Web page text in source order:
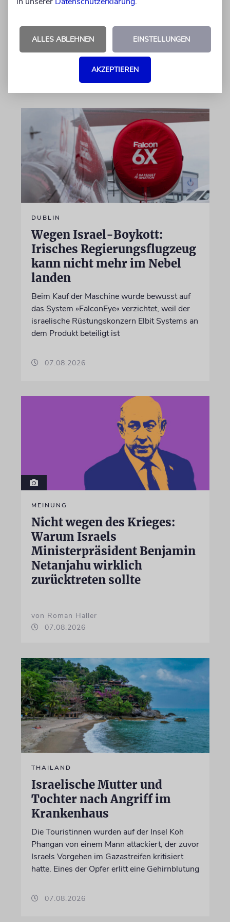
Der getötete Aktivist setzte sich gegen
Jetzt steht der mutmaßliche Täter vor Gericht
DUBLIN
Wegen Israel-Boykott:
Irisches Regierungsflugzeug
kann nicht mehr im Nebel
landen
Beim Kauf der Maschine wurde bewusst auf
das System »FalconEye« verzichtet, weil der
israelische Rüstungskonzern Elbit Systems an
dem Produkt beteiligt ist
07.08.2026
MEINUNG
Nicht wegen des Krieges:
Warum Israels
Ministerpräsident Benjamin
Netanjahu wirklich
zurücktreten sollte
von Roman Haller
07.08.2026
THAILAND
Israelische Mutter und
Tochter nach Angriff im
Krankenhaus
Die Touristinnen wurden auf der Insel Koh
Phangan von einem Mann attackiert, der zuvor
Israels Vorgehen im Gazastreifen kritisiert
hatte. Eines der Opfer erlitt eine Gehirnblutung
07.08.2026
ALLES ABLEHNEN EINSTELLUNGEN
AKZEPTIEREN